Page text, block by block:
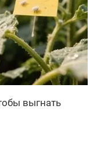
выгнать